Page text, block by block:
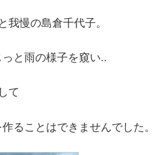
我慢の島倉千代子。
と雨の様子を窺い..
て
ることはできませんでした。